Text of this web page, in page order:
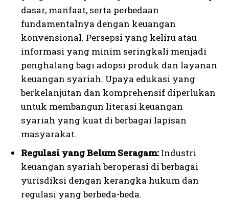
dasar, manfaat, serta perbedaan
fundamentalnya dengan keuangan
konvensional. Persepsi yang keliru atau
informasi yang minim seringkali menjadi
penghalang bagi adopsi produk dan layanan
keuangan syariah. Upaya edukasi yang
berkelanjutan dan komprehensif diperlukan
untuk membangun literasi keuangan
syariah yang kuat di berbagai lapisan
masyarakat.
Regulasi yang Belum Seragam: Industri
keuangan syariah beroperasi di berbagai
yurisdiksi dengan kerangka hukum dan
regulasi yang berbeda-beda.